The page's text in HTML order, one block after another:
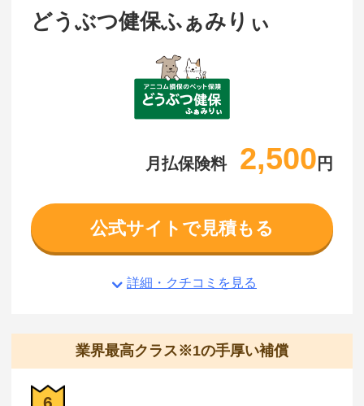
どうぶつ健保ふぁみりぃ
月払保険料 2,500 円
公式サイトで見積もる
詳細・クチコミを見る
業界最高クラス※1の手厚い補償